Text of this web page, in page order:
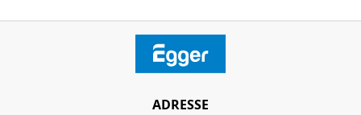
ADRESSE